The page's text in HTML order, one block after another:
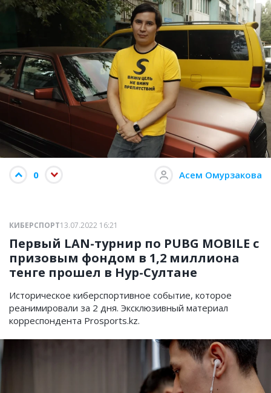
0 Асем Омурзакова
КИБЕРСПОРТ13.07.2022 16:21
Первый LAN-турнир по PUBG MOBILE c
призовым фондом в 1,2 миллиона
тенге прошел в Нур-Султане
Историческое киберспортивное событие, которое
реанимировали за 2 дня. Эксклюзивный материал
корреспондента Prosports.kz.